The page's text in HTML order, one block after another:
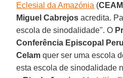
Eclesial da Amazónia (
Miguel Cabrejos acredita.
escola de sinodalidade". O
Conferência Episcopal
Celam quer ser uma escola
esta escola de sinodalidade